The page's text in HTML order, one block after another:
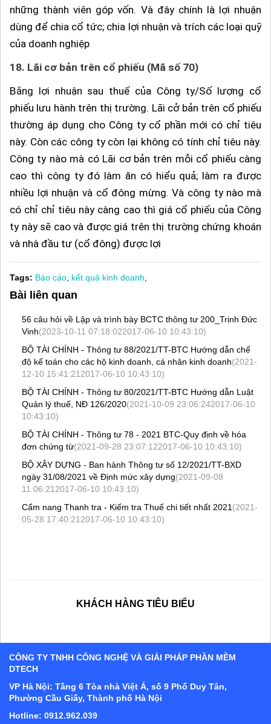
những thành viên góp vốn. Và đây chính là lợi nhuận
dùng để chia cổ tức; chia lợi nhuận và trích các loại quỹ
của doanh nghiệp
18. Lãi cơ bản trên cổ phiếu (Mã số 70)
Bằng lợi nhuận sau thuế của Công ty/Số lượng cổ
phiếu lưu hành trên thị trường. Lãi cở bản trên cổ phiếu
thường áp dụng cho Công ty cổ phần mới có chỉ tiêu
này. Còn các công ty còn lại không có tính chỉ tiêu này.
Công ty nào mà có Lãi cơ bản trên mỗi cổ phiếu càng
cao thì công ty đó làm ăn có hiểu quả; làm ra được
nhiều lợi nhuận và cổ đông mừng. Và công ty nào mà
có chỉ chỉ tiêu này càng cao thì giá cổ phiếu của Công
ty này sẽ cao và được giá trên thị trường chứng khoán
và nhà đầu tư (cổ đông) được lợi
Tags: Báo cáo kết quả kinh doanh
Bài liên quan
56 câu hỏi về Lập và trình bày BCTC thông tư 200_Trịnh Đức
Vinh(2023-10-11 07:18:022017-06-10 10:43:10)
BỘ TÀI CHÍNH - Thông tư 88/2021/TT-BTC Hướng dẫn chế
độ kế toán cho các hộ kinh doanh, cá nhân kinh doanh(2021-
12-10 15:41:212017-06-10 10:43:10)
BỘ TÀI CHÍNH - Thông tư 80/2021/TT-BTC Hướng dẫn Luật
Quản lý thuế, NĐ 126/2020(2021-10-09 23:06:242017-06-10
10:43:10)
BỘ TÀI CHÍNH - Thông tư 78 - 2021 BTC-Quy định về hóa
đơn chứng từ(2021-09-28 23:07:122017-06-10 10:43:10)
BỘ XÂY DỰNG - Ban hành Thông tư số 12/2021/TT-BXD
ngày 31/08/2021 về Định mức xây dựng(2021-09-08
11:06:212017-06-10 10:43:10)
Cẩm nang Thanh tra - Kiểm tra Thuế chi tiết nhất 2021 (2021-
05-28 17:40:212017-06-10 10:43:10)
KHÁCH HÀNG TIÊU BIỂU
CÔNG TY TNHH CÔNG NGHỆ VÀ GIẢI PHÁP PHẦN MỀM
DTECH
VP Hà Nội: Tầng 6 Tòa nhà Việt Á, số 9 Phố Duy Tân,
Phường Cầu Giấy, Thành phố Hà Nội
Hotline: 0912.962.039